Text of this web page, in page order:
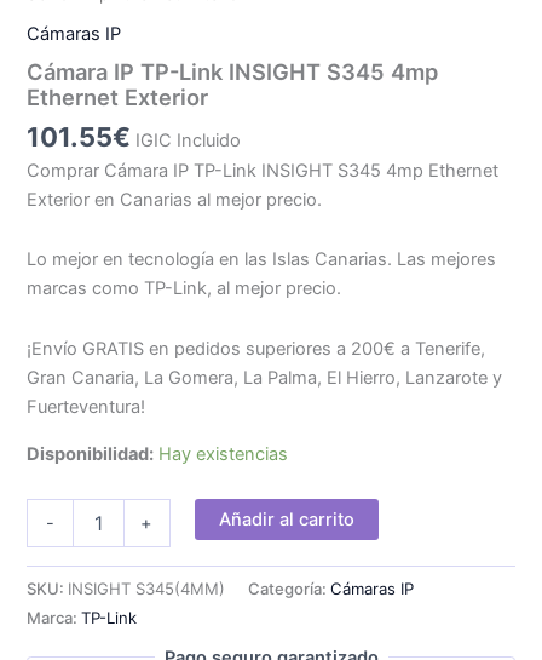
Cámaras IP
Cámara IP TP-Link INSIGHT S345 4mp
Ethernet Exterior
101.55€ IGIC Incluido
Comprar Cámara IP TP-Link INSIGHT S345 4mp Ethernet
Exterior en Canarias al mejor precio.
Lo mejor en tecnología en las Islas Canarias. Las mejores
marcas como TP-Link, al mejor precio.
¡Envío GRATIS en pedidos superiores a 200€ a Tenerife,
Gran Canaria, La Gomera, La Palma, El Hierro, Lanzarote y
Fuerteventura!
Disponibilidad: Hay existencias
-
Link
S345
4mp
+ Añadir al carrito
SKU: INSIGHT S345(4MM) Categoría:Cámaras IP
Marca:TP-Link